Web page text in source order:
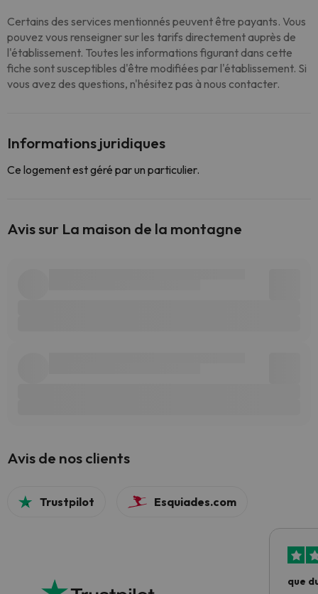
Certains des services mentionnés peuvent être payants. Vous
pouvez vous renseigner sur les tarifs directement auprès de
l'établissement. Toutes les informations figurant dans cette
fiche sont susceptibles d'être modifiées par l'établissement. Si
vous avez des questions, n'hésitez pas à nous contacter.
Informations juridiques
Ce logement est géré par un particulier.
Avis sur La maison de la montagne
Avis de nos clients
Trustpilot Esquiades.com
que